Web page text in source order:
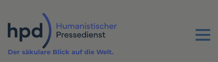
Inhalt
Menu
Der säkulare Blick auf die Welt.